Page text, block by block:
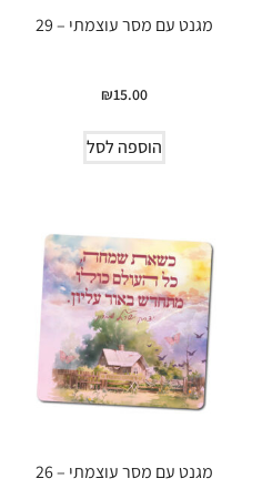
מגנט עם מסר עוצמתי – 29
₪15.00
הוספה לסל
מגנט עם מסר עוצמתי – 26